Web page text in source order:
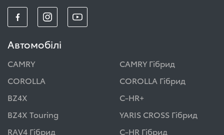
Автомобілі
CAMRY
CAMRY Гібрид
COROLLA
COROLLA Гібрид
BZ4X
C-HR+
BZ4X Touring
YARIS CROSS Гібрид
RAV4 Гібрид
C-HR Гібрид